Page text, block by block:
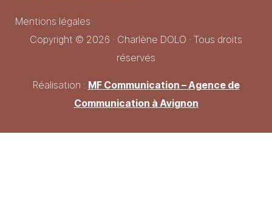
Mentions légales
Copyright © 2026 · Charlène DOLO · Tous droits
réservés
Réalisation : MF Communication – Agence de
Communication à Avignon